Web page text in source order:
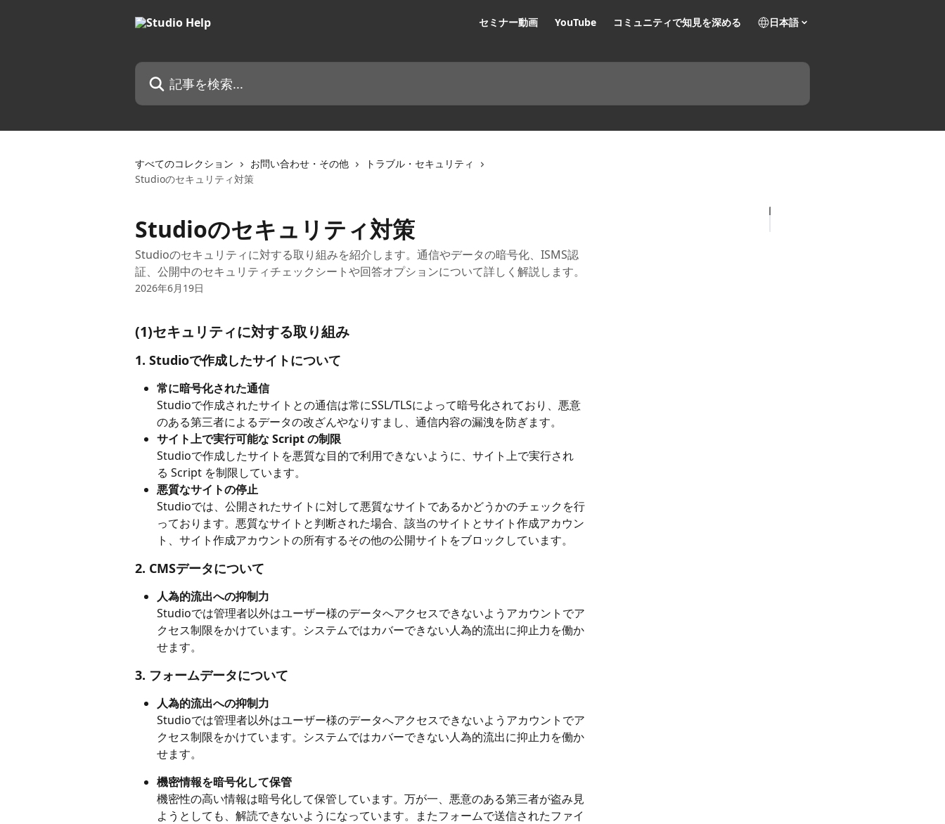
セミナー動画 YouTube コミュニティで知見を深める 日本語
記事を検索...
すべてのコレクション お問い合わせ・その他
トラブル・セキュリティ
Studioのセキュリティ対策
Studioのセキュリティ対策
Studioのセキュリティに対する取り組みを紹介します。通信やデータの暗号化、ISMS認
証、公開中のセキュリティチェックシートや回答オプションについて詳しく解説します。
2026年6月19日
(1)セキュリティに対する取り組み
1. Studioで作成したサイトについて
常に暗号化された通信
Studioで作成されたサイトとの通信は常にSSL/TLSによって暗号化されており、悪意
のある第三者によるデータの改ざんやなりすまし、通信内容の漏洩を防ぎます。
サイト上で実行可能な Script の制限
Studioで作成したサイトを悪質な目的で利用できないように、サイト上で実行され
る Script を制限しています。
悪質なサイトの停止
Studioでは、公開されたサイトに対して悪質なサイトであるかどうかのチェックを行
っております。悪質なサイトと判断された場合、該当のサイトとサイト作成アカウン
ト、サイト作成アカウントの所有するその他の公開サイトをブロックしています。
2. CMSデータについて
人為的流出への抑制力
Studioでは管理者以外はユーザー様のデータへアクセスできないようアカウントでア
クセス制限をかけています。システムではカバーできない人為的流出に抑止力を働か
せます。
3. フォームデータについて
人為的流出への抑制力
Studioでは管理者以外はユーザー様のデータへアクセスできないようアカウントでア
クセス制限をかけています。システムではカバーできない人為的流出に抑止力を働か
せます。
機密情報を暗号化して保管
機密性の高い情報は暗号化して保管しています。万が一、悪意のある第三者が盗み見
ようとしても、解読できないようになっています。またフォームで送信されたファイ